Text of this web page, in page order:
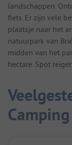
landschappen.
fiets. Er zijn vele
plaatsje naar het
natuurpark van
midden van het
hectare. Spot